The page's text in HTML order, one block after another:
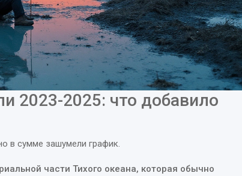
2023-2025: что добавило
в сумме зашумели график.
части Тихого океана, которая обычно